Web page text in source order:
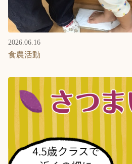
2026.06.16
食農活動